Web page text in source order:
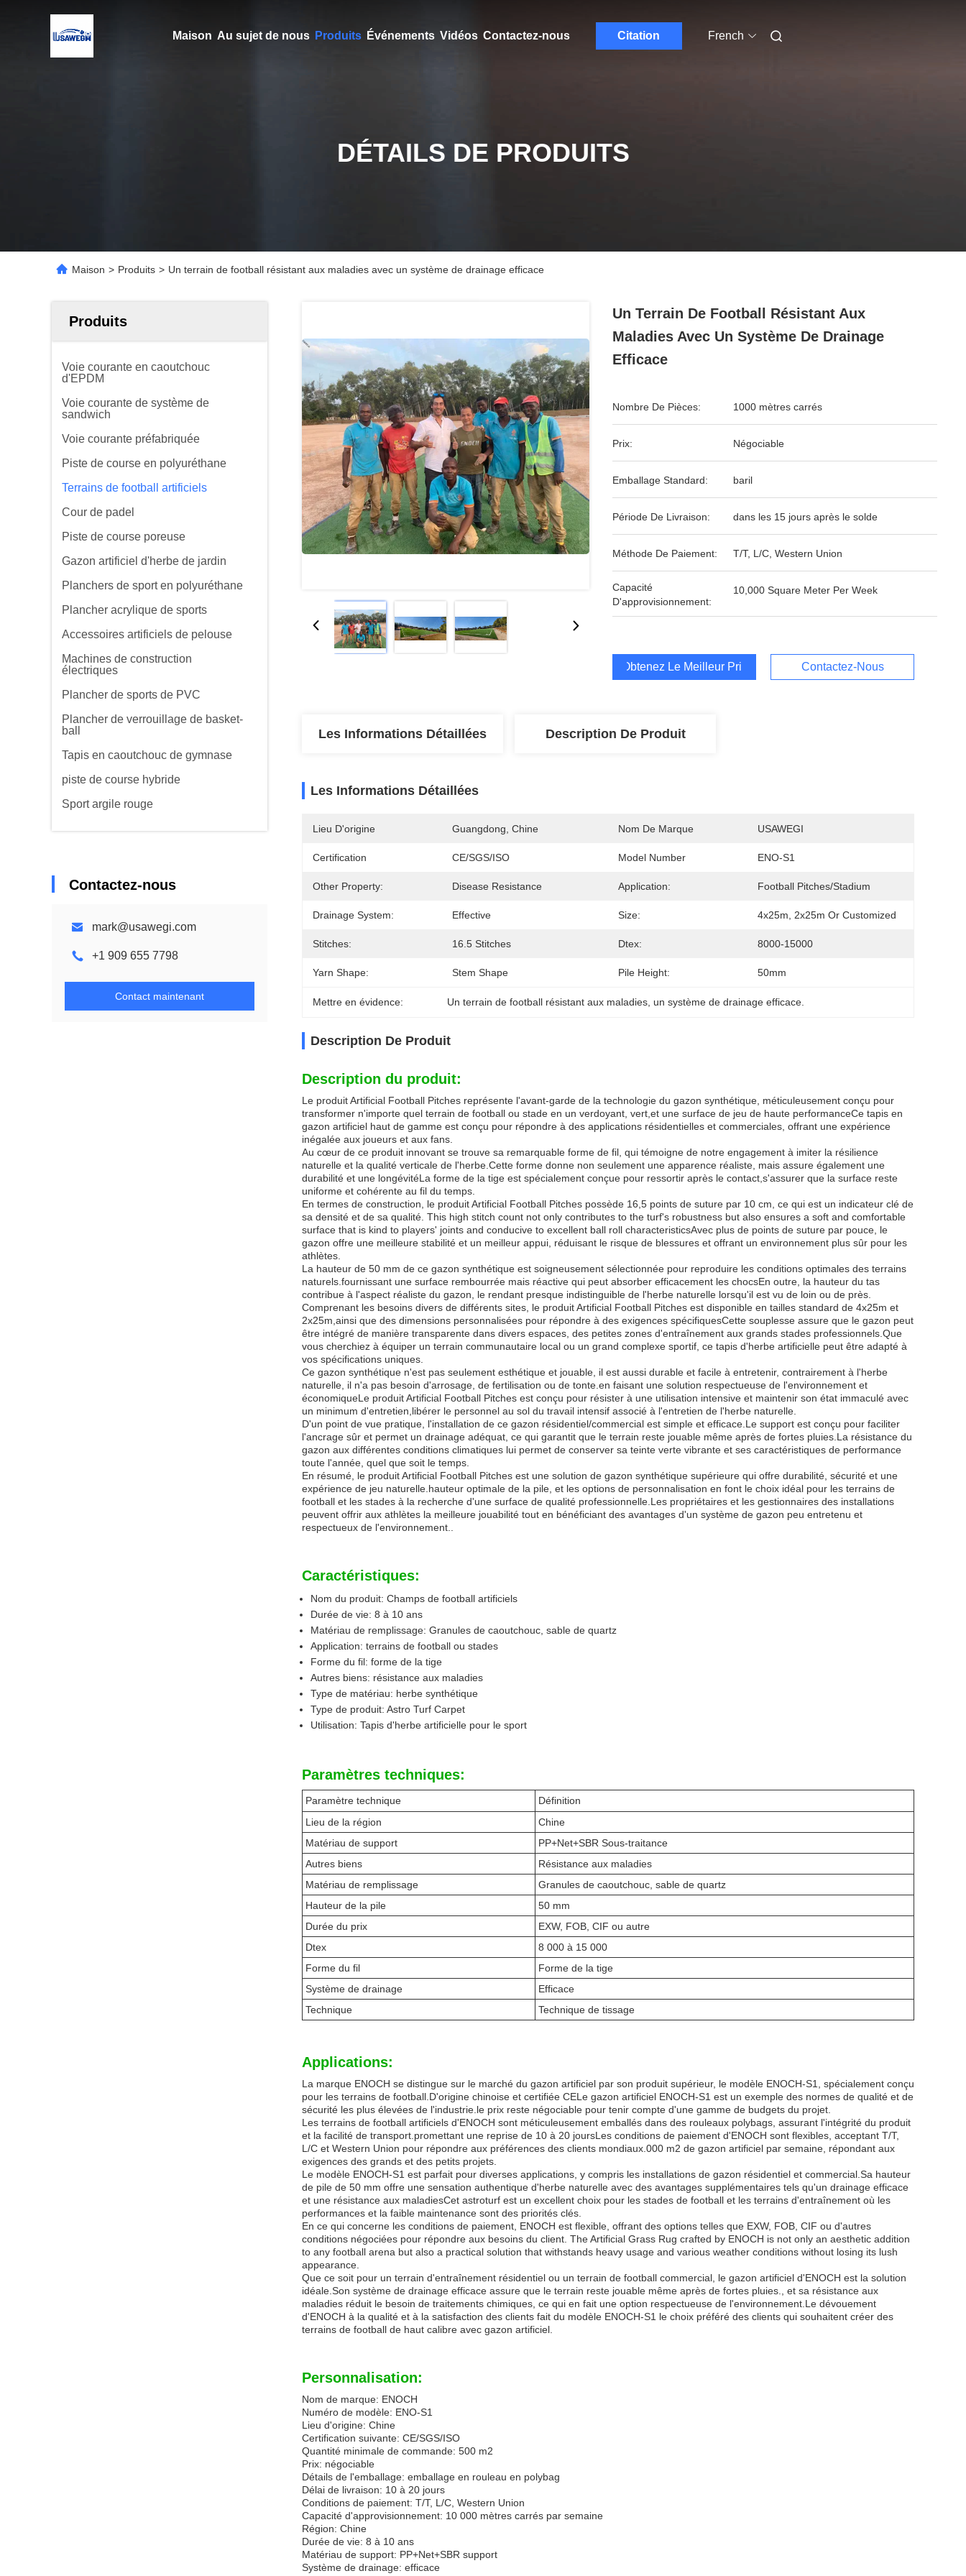
Maison Au sujet de nous Produits Événements Vidéos Contactez-nous Citation French
DÉTAILS DE PRODUITS
Maison > Produits > Un terrain de football résistant aux maladies avec un système de drainage efficace
Produits
Voie courante en caoutchouc
d'EPDM
Voie courante de système de
sandwich
Voie courante préfabriquée
Piste de course en polyuréthane
Terrains de football artificiels
Cour de padel
Piste de course poreuse
Gazon artificiel d'herbe de jardin
Planchers de sport en polyuréthane
Plancher acrylique de sports
Accessoires artificiels de pelouse
Machines de construction
électriques
Plancher de sports de PVC
Plancher de verrouillage de basket-
ball
Tapis en caoutchouc de gymnase
piste de course hybride
Sport argile rouge
Contactez-nous
mark@usawegi.com
+1 909 655 7798
Contact maintenant
Un Terrain De Football Résistant Aux
Maladies Avec Un Système De Drainage
Efficace
Nombre De Pièces: 1000 mètres carrés
Prix: Négociable
Emballage Standard: baril
Période De Livraison: dans les 15 jours après le solde
Méthode De Paiement: T/T, L/C, Western Union
Capacité
D'approvisionnement:
10,000 Square Meter Per Week
Obtenez Le Meilleur Prix Contactez-Nous
Les Informations Détaillées Description De Produit
Les Informations Détaillées
Lieu D'origine Guangdong, Chine Nom De Marque USAWEGI
Certification CE/SGS/ISO Model Number ENO-S1
Other Property: Disease Resistance Application: Football Pitches/Stadium
Drainage System: Effective Size: 4x25m, 2x25m Or Customized
Stitches: 16.5 Stitches Dtex: 8000-15000
Yarn Shape: Stem Shape Pile Height: 50mm
Mettre en évidence: Un terrain de football résistant aux maladies un système de drainage efficace.
Description De Produit
Description du produit:
Le produit Artificial Football Pitches représente l'avant-garde de la technologie du gazon synthétique, méticuleusement conçu pour
transformer n'importe quel terrain de football ou stade en un verdoyant, vert,et une surface de jeu de haute performanceCe tapis en
gazon artificiel haut de gamme est conçu pour répondre à des applications résidentielles et commerciales, offrant une expérience
inégalée aux joueurs et aux fans.
Au cœur de ce produit innovant se trouve sa remarquable forme de fil, qui témoigne de notre engagement à imiter la résilience
naturelle et la qualité verticale de l'herbe.Cette forme donne non seulement une apparence réaliste, mais assure également une
durabilité et une longévitéLa forme de la tige est spécialement conçue pour ressortir après le contact,s'assurer que la surface reste
uniforme et cohérente au fil du temps.
En termes de construction, le produit Artificial Football Pitches possède 16,5 points de suture par 10 cm, ce qui est un indicateur clé de
sa densité et de sa qualité. This high stitch count not only contributes to the turf's robustness but also ensures a soft and comfortable
surface that is kind to players' joints and conducive to excellent ball roll characteristicsAvec plus de points de suture par pouce, le
gazon offre une meilleure stabilité et un meilleur appui, réduisant le risque de blessures et offrant un environnement plus sûr pour les
athlètes.
La hauteur de 50 mm de ce gazon synthétique est soigneusement sélectionnée pour reproduire les conditions optimales des terrains
naturels.fournissant une surface rembourrée mais réactive qui peut absorber efficacement les chocsEn outre, la hauteur du tas
contribue à l'aspect réaliste du gazon, le rendant presque indistinguible de l'herbe naturelle lorsqu'il est vu de loin ou de près.
Comprenant les besoins divers de différents sites, le produit Artificial Football Pitches est disponible en tailles standard de 4x25m et
2x25m,ainsi que des dimensions personnalisées pour répondre à des exigences spécifiquesCette souplesse assure que le gazon peut
être intégré de manière transparente dans divers espaces, des petites zones d'entraînement aux grands stades professionnels.Que
vous cherchiez à équiper un terrain communautaire local ou un grand complexe sportif, ce tapis d'herbe artificielle peut être adapté à
vos spécifications uniques.
Ce gazon synthétique n'est pas seulement esthétique et jouable, il est aussi durable et facile à entretenir, contrairement à l'herbe
naturelle, il n'a pas besoin d'arrosage, de fertilisation ou de tonte.en faisant une solution respectueuse de l'environnement et
économiqueLe produit Artificial Football Pitches est conçu pour résister à une utilisation intensive et maintenir son état immaculé avec
un minimum d'entretien,libérer le personnel au sol du travail intensif associé à l'entretien de l'herbe naturelle.
D'un point de vue pratique, l'installation de ce gazon résidentiel/commercial est simple et efficace.Le support est conçu pour faciliter
l'ancrage sûr et permet un drainage adéquat, ce qui garantit que le terrain reste jouable même après de fortes pluies.La résistance du
gazon aux différentes conditions climatiques lui permet de conserver sa teinte verte vibrante et ses caractéristiques de performance
toute l'année, quel que soit le temps.
En résumé, le produit Artificial Football Pitches est une solution de gazon synthétique supérieure qui offre durabilité, sécurité et une
expérience de jeu naturelle.hauteur optimale de la pile, et les options de personnalisation en font le choix idéal pour les terrains de
football et les stades à la recherche d'une surface de qualité professionnelle.Les propriétaires et les gestionnaires des installations
peuvent offrir aux athlètes la meilleure jouabilité tout en bénéficiant des avantages d'un système de gazon peu entretenu et
respectueux de l'environnement..
Caractéristiques:
Nom du produit: Champs de football artificiels
Durée de vie: 8 à 10 ans
Matériau de remplissage: Granules de caoutchouc, sable de quartz
Application: terrains de football ou stades
Forme du fil: forme de la tige
Autres biens: résistance aux maladies
Type de matériau: herbe synthétique
Type de produit: Astro Turf Carpet
Utilisation: Tapis d'herbe artificielle pour le sport
Paramètres techniques:
Paramètre technique
Définition
Lieu de la région
Chine
Matériau de support
PP+Net+SBR Sous-traitance
Autres biens
Résistance aux maladies
Matériau de remplissage
Granules de caoutchouc, sable de quartz
Hauteur de la pile
50 mm
Durée du prix
EXW, FOB, CIF ou autre
Dtex
8 000 à 15 000
Forme du fil
Forme de la tige
Système de drainage
Efficace
Technique
Technique de tissage
Applications:
La marque ENOCH se distingue sur le marché du gazon artificiel par son produit supérieur, le modèle ENOCH-S1, spécialement conçu
pour les terrains de football.D'origine chinoise et certifiée CELe gazon artificiel ENOCH-S1 est un exemple des normes de qualité et de
sécurité les plus élevées de l'industrie.le prix reste négociable pour tenir compte d'une gamme de budgets du projet.
Les terrains de football artificiels d'ENOCH sont méticuleusement emballés dans des rouleaux polybags, assurant l'intégrité du produit
et la facilité de transport.promettant une reprise de 10 à 20 joursLes conditions de paiement d'ENOCH sont flexibles, acceptant T/T,
L/C et Western Union pour répondre aux préférences des clients mondiaux.000 m2 de gazon artificiel par semaine, répondant aux
exigences des grands et des petits projets.
Le modèle ENOCH-S1 est parfait pour diverses applications, y compris les installations de gazon résidentiel et commercial.Sa hauteur
de pile de 50 mm offre une sensation authentique d'herbe naturelle avec des avantages supplémentaires tels qu'un drainage efficace
et une résistance aux maladiesCet astroturf est un excellent choix pour les stades de football et les terrains d'entraînement où les
performances et la faible maintenance sont des priorités clés.
En ce qui concerne les conditions de paiement, ENOCH est flexible, offrant des options telles que EXW, FOB, CIF ou d'autres
conditions négociées pour répondre aux besoins du client. The Artificial Grass Rug crafted by ENOCH is not only an aesthetic addition
to any football arena but also a practical solution that withstands heavy usage and various weather conditions without losing its lush
appearance.
Que ce soit pour un terrain d'entraînement résidentiel ou un terrain de football commercial, le gazon artificiel d'ENOCH est la solution
idéale.Son système de drainage efficace assure que le terrain reste jouable même après de fortes pluies., et sa résistance aux
maladies réduit le besoin de traitements chimiques, ce qui en fait une option respectueuse de l'environnement.Le dévouement
d'ENOCH à la qualité et à la satisfaction des clients fait du modèle ENOCH-S1 le choix préféré des clients qui souhaitent créer des
terrains de football de haut calibre avec gazon artificiel.
Personnalisation:
Nom de marque: ENOCH
Numéro de modèle: ENO-S1
Lieu d'origine: Chine
Certification suivante: CE/SGS/ISO
Quantité minimale de commande: 500 m2
Prix: négociable
Détails de l'emballage: emballage en rouleau en polybag
Délai de livraison: 10 à 20 jours
Conditions de paiement: T/T, L/C, Western Union
Capacité d'approvisionnement: 10 000 mètres carrés par semaine
Région: Chine
Durée de vie: 8 à 10 ans
Matériau de support: PP+Net+SBR support
Système de drainage: efficace